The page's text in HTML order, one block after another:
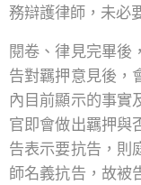
務辯護律師，未必
閱卷、律見完畢後
告對羈押意見後，
內目前顯示的事實
官即會做出羈押與
告表示要抗告，則
師名義抗告，故被